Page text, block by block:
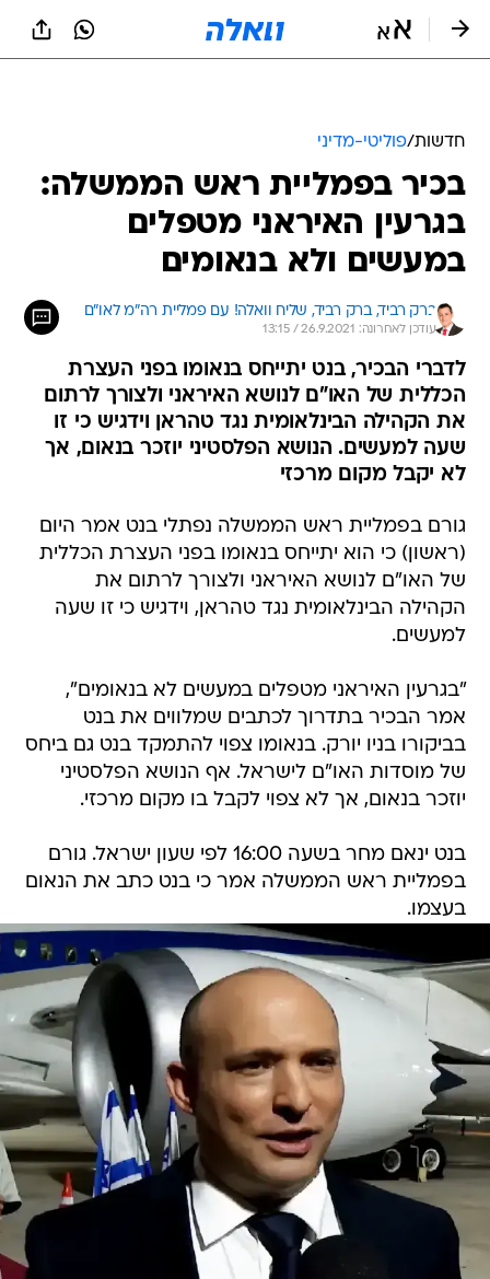
חדשות/פוליטי-מדיני
בכיר בפמליית ראש הממשלה:
בגרעין האיראני מטפלים
במעשים ולא בנאומים
ברק רביד, ברק רביד, שליח וואלה! עם פמליית רה״מ לאו״ם
עודכן לאחרונה: 26.9.2021 / 13:15
לדברי הבכיר, בנט יתייחס בנאומו בפני העצרת
הכללית של האו"ם לנושא האיראני ולצורך לרתום
את הקהילה הבינלאומית נגד טהראן וידגיש כי זו
שעה למעשים. הנושא הפלסטיני יוזכר בנאום, אך
לא יקבל מקום מרכזי
גורם בפמליית ראש הממשלה נפתלי בנט אמר היום
(ראשון) כי הוא יתייחס בנאומו בפני העצרת הכללית
של האו"ם לנושא האיראני ולצורך לרתום את
הקהילה הבינלאומית נגד טהראן, וידגיש כי זו שעה
למעשים.
"בגרעין האיראני מטפלים במעשים לא בנאומים",
אמר הבכיר בתדרוך לכתבים שמלווים את בנט
בביקורו בניו יורק. בנאומו צפוי להתמקד בנט גם ביחס
של מוסדות האו"ם לישראל. אף הנושא הפלסטיני
יוזכר בנאום, אך לא צפוי לקבל בו מקום מרכזי.
בנט ינאם מחר בשעה 16:00 לפי שעון ישראל. גורם
בפמליית ראש הממשלה אמר כי בנט כתב את הנאום
בעצמו.